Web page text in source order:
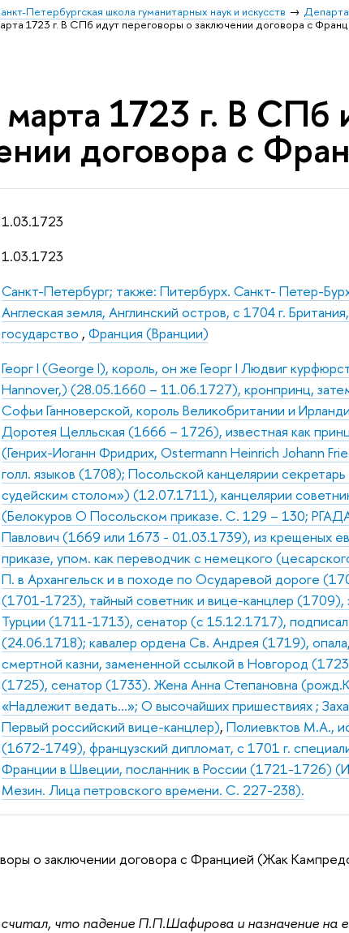
Петербургская школа гуманитарных наук и искусств
1723 г. В СПб идут переговоры о заключении договора с
1723 г. В СПб
договора с
1.03.1723
1.03.1723
Санкт-Петербург; также: Питербурх. Санкт- Петер-
Англеская земля, Англинский остров, с 1704 г.
государство ,Франция (Вранции)
Георг I (George I), король, он же Георг I Людвиг
Hannover,) (28.05.1660 – 11.06.1727), кронпринц,
Софьи Ганноверской, король Великобритании и
Доротея Целльская (1666 – 1726), известная как
(Генрих-Иоганн Фридрих, Ostermann Heinrich Johann
голл. языков (1708); Посольской канцелярии
судейским столом») (12.07.1711), канцелярии
(Белокуров О Посольском приказе. С. 129 – 130;
Павлович (1669 или 1673 - 01.03.1739), из крещеных
приказе, упом. как переводчик с немецкого
П. в Архангельск и в походе по Осударевой дороге
(1701-1723), тайный советник и вице-канцлер
Турции (1711-1713), сенатор (с 15.12.1717),
(24.06.1718); кавалер ордена Св. Андрея (1719),
смертной казни, замененной ссылкой в Новгород
(1725), сенатор (1733). Жена Анна Степановна
«Надлежит ведать…»; О высочайших пришествиях ;
Первый российский вице-канцлер),Полиевктов М.А.,
(1672-1749), французский дипломат, с 1701 г.
Франции в Швеции, посланник в России (1721-1726)
Мезин. Лица петровского времени. С. 227-238).
о заключении договора с Францией (Жак
что падение П.П.Шафирова и назначение на